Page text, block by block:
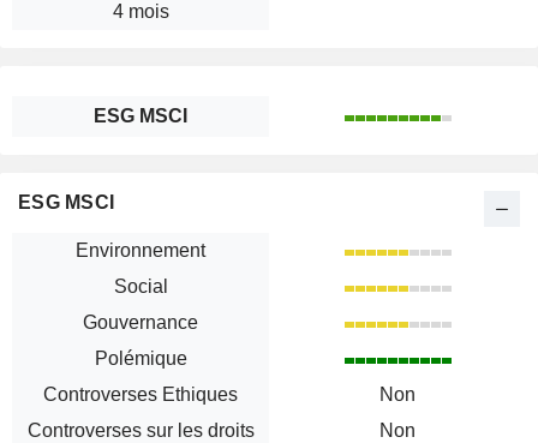
4 mois
ESG MSCI
ESG MSCI
Environnement
Social
Gouvernance
Polémique
Controverses Ethiques
Non
Controverses sur les droits
Non